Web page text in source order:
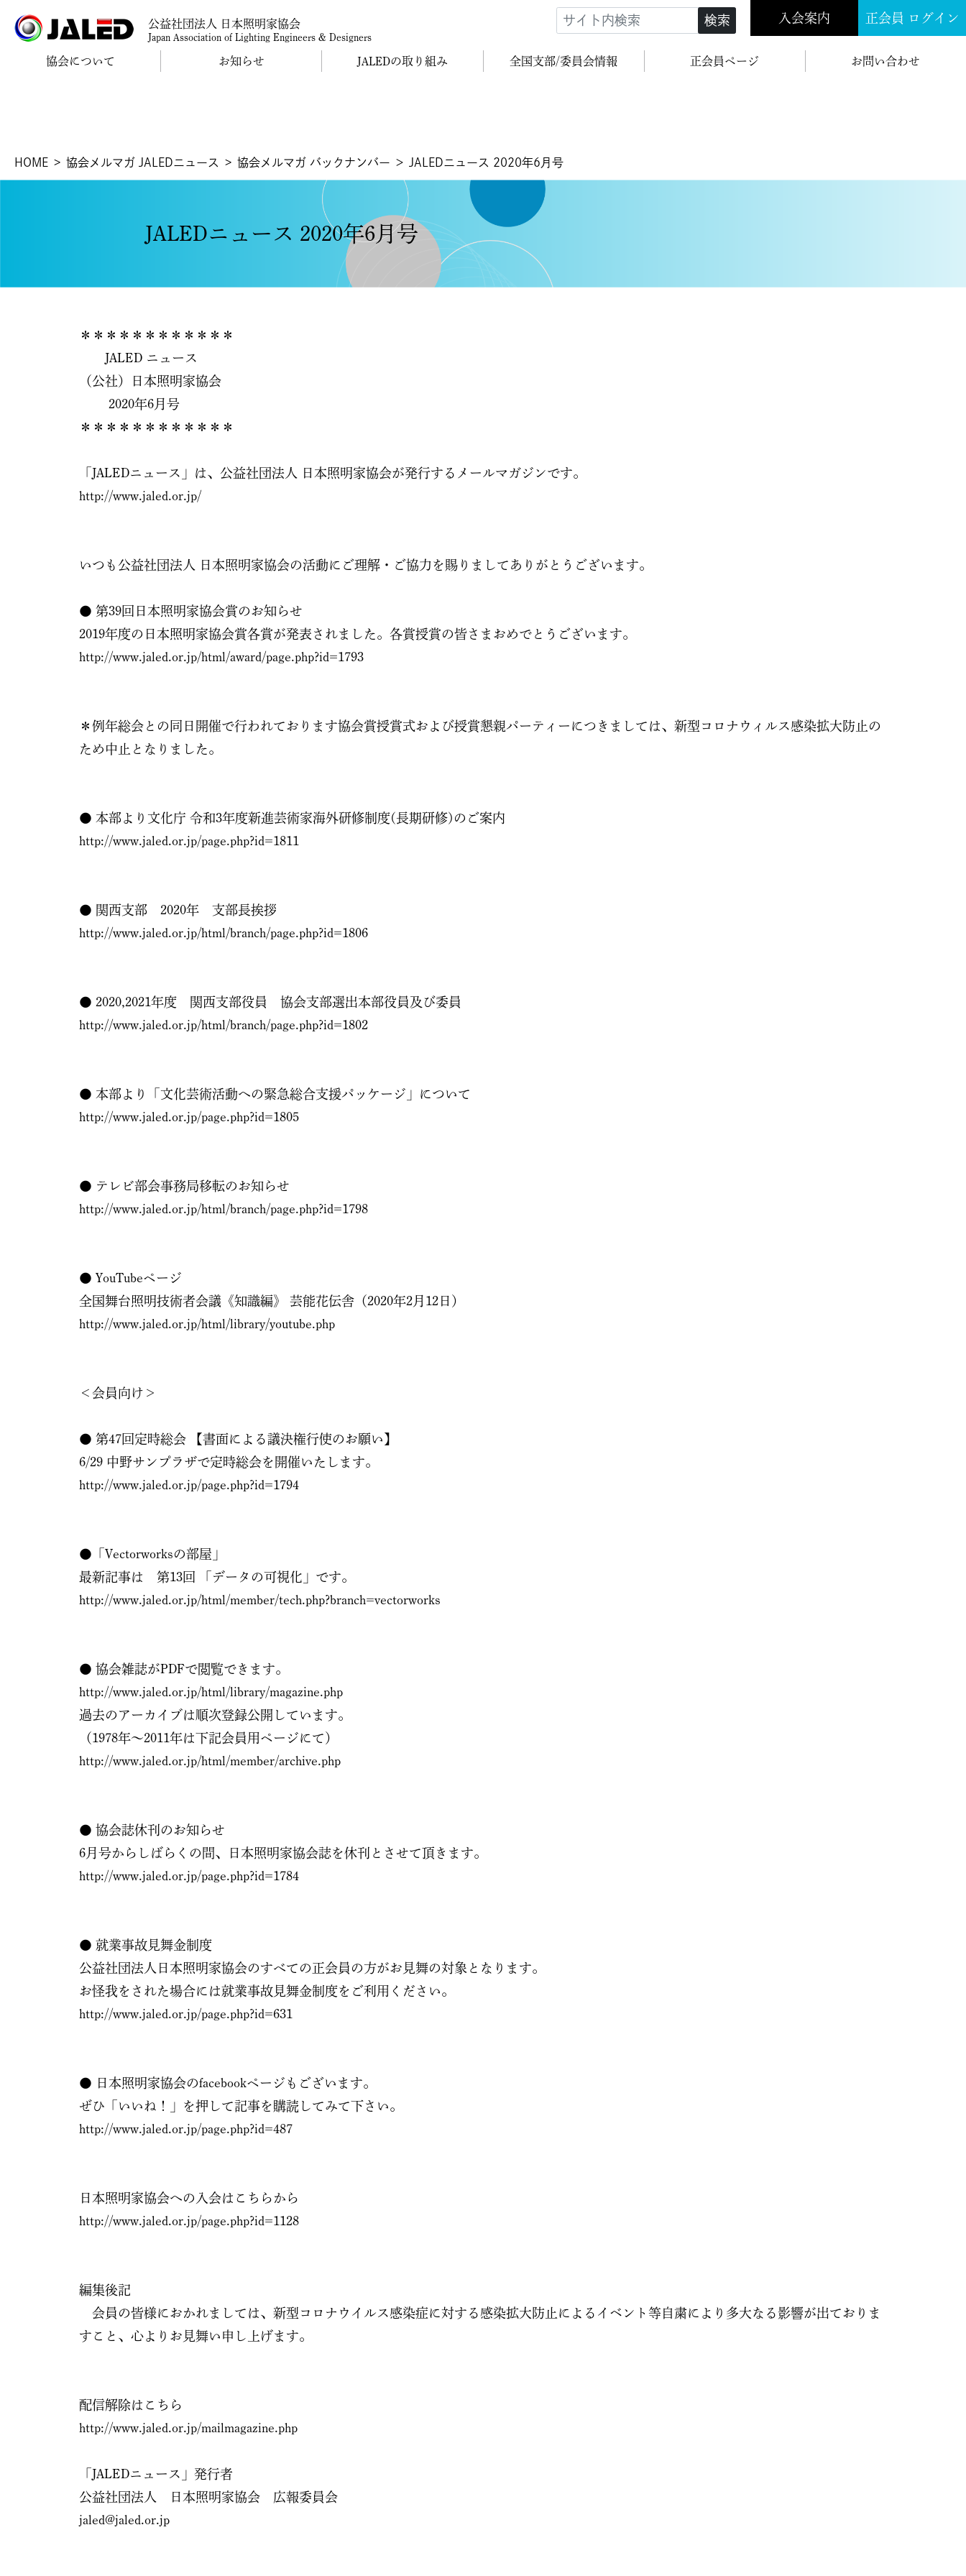
公益社団法人 日本照明家協会
Japan Association of Lighting Engineers & Designers
検索 入会案内 正会員 ログイン
協会について お知らせ JALEDの取り組み 全国支部/委員会情報 正会員ページ お問い合わせ
HOME 協会メルマガ JALEDニュース 協会メルマガ バックナンバー ＞ JALEDニュース 2020年6月号
JALEDニュース 2020年6月号
＊＊＊＊＊＊＊＊＊＊＊＊
JALED ニュース
（公社）日本照明家協会
2020年6月号
＊＊＊＊＊＊＊＊＊＊＊＊
「JALEDニュース」は、公益社団法人 日本照明家協会が発行するメールマガジンです。
http://www.jaled.or.jp/
いつも公益社団法人 日本照明家協会の活動にご理解・ご協力を賜りましてありがとうございます。
● 第39回日本照明家協会賞のお知らせ
2019年度の日本照明家協会賞各賞が発表されました。各賞授賞の皆さまおめでとうございます。
http://www.jaled.or.jp/html/award/page.php?id=1793
＊例年総会との同日開催で行われております協会賞授賞式および授賞懇親パーティーにつきましては、新型コロナウィルス感染拡大防止の
ため中止となりました。
● 本部より文化庁 令和3年度新進芸術家海外研修制度(長期研修)のご案内
http://www.jaled.or.jp/page.php?id=1811
● 関西支部 2020年 支部長挨拶
http://www.jaled.or.jp/html/branch/page.php?id=1806
● 2020,2021年度 関西支部役員 協会支部選出本部役員及び委員
http://www.jaled.or.jp/html/branch/page.php?id=1802
● 本部より「文化芸術活動への緊急総合支援パッケージ」について
http://www.jaled.or.jp/page.php?id=1805
● テレビ部会事務局移転のお知らせ
http://www.jaled.or.jp/html/branch/page.php?id=1798
● YouTubeページ
全国舞台照明技術者会議《知識編》 芸能花伝舎（2020年2月12日）
http://www.jaled.or.jp/html/library/youtube.php
＜会員向け＞
● 第47回定時総会 【書面による議決権行使のお願い】
6/29 中野サンプラザで定時総会を開催いたします。
http://www.jaled.or.jp/page.php?id=1794
●「Vectorworksの部屋」
最新記事は 第13回 「データの可視化」です。
http://www.jaled.or.jp/html/member/tech.php?branch=vectorworks
● 協会雑誌がPDFで閲覧できます。
http://www.jaled.or.jp/html/library/magazine.php
過去のアーカイブは順次登録公開しています。
（1978年～2011年は下記会員用ページにて）
http://www.jaled.or.jp/html/member/archive.php
● 協会誌休刊のお知らせ
6月号からしばらくの間、日本照明家協会誌を休刊とさせて頂きます。
http://www.jaled.or.jp/page.php?id=1784
● 就業事故見舞金制度
公益社団法人日本照明家協会のすべての正会員の方がお見舞の対象となります。
お怪我をされた場合には就業事故見舞金制度をご利用ください。
http://www.jaled.or.jp/page.php?id=631
● 日本照明家協会のfacebookページもございます。
ぜひ「いいね！」を押して記事を購読してみて下さい。
http://www.jaled.or.jp/page.php?id=487
日本照明家協会への入会はこちらから
http://www.jaled.or.jp/page.php?id=1128
編集後記
会員の皆様におかれましては、新型コロナウイルス感染症に対する感染拡大防止によるイベント等自粛により多大なる影響が出ておりま
すこと、心よりお見舞い申し上げます。
配信解除はこちら
http://www.jaled.or.jp/mailmagazine.php
「JALEDニュース」発行者
公益社団法人 日本照明家協会 広報委員会
jaled@jaled.or.jp